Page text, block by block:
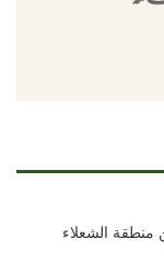
منطقة الشعلاء